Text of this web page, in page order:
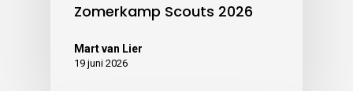
Zomerkamp Scouts 2026
Mart van Lier
19 juni 2026